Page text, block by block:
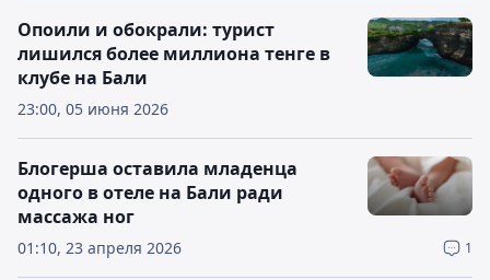
23:00, 05 июня 2026
Опоили и обокрали: турист
лишился более миллиона тенге в
клубе на Бали
01:10, 23 апреля 2026 1
Блогерша оставила младенца
одного в отеле на Бали ради
массажа ног